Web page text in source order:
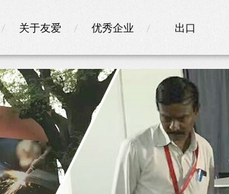
关于友爱 优秀企业 出口